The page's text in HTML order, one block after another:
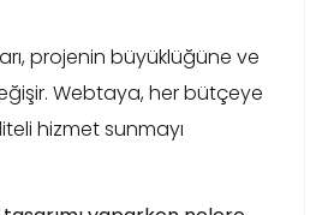
projenin büyüklüğüne ve
Webtaya, her bütçeye
hizmet sunmayı